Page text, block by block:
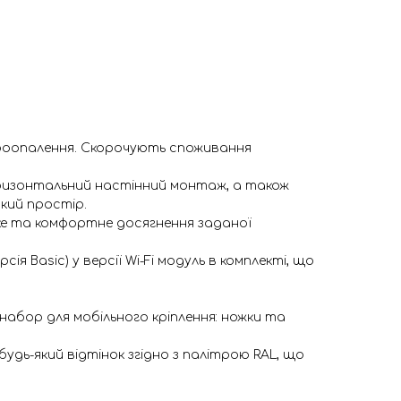
Скорочують споживання
настінний монтаж, а також
простір.
та комфортне досягнення заданої
Basic) у версії Wi-Fi модуль в комплекті, що
для мобільного кріплення: ножки та
який відтінок згідно з палітрою RAL, що